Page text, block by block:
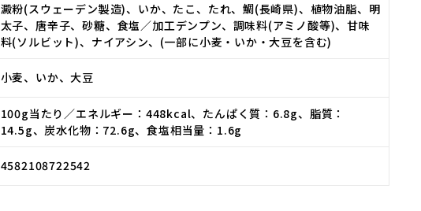
澱粉(スウェーデン製造)、いか、たこ、たれ、鯛(長崎県)、植物油脂、明
太子、唐辛子、砂糖、食塩／加工デンプン、調味料(アミノ酸等)、甘味
料(ソルビット)、ナイアシン、(一部に小麦・いか・大豆を含む)
小麦、いか、大豆
100g当たり／エネルギー：448kcal、たんぱく質：6.8g、脂質：
14.5g、炭水化物：72.6g、食塩相当量：1.6g
4582108722542